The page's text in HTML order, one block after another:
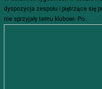
dyspozycja zespołu i piętrzące się
nie sprzyjały temu klubowi. Po...